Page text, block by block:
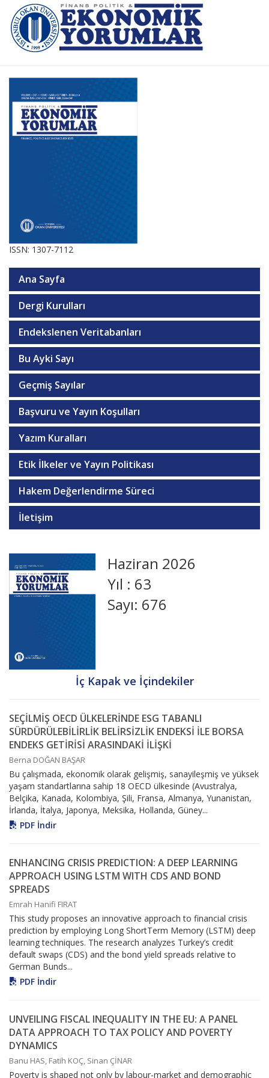
ISSN: 1307-7112
Ana Sayfa
Dergi Kurulları
Endekslenen Veritabanları
Bu Ayki Sayı
Geçmiş Sayılar
Başvuru ve Yayın Koşulları
Yazım Kuralları
Etik İlkeler ve Yayın Politikası
Hakem Değerlendirme Süreci
İletişim
Haziran 2026
Yıl : 63
Sayı: 676
İç Kapak ve İçindekiler
SEÇİLMİŞ OECD ÜLKELERİNDE ESG TABANLI
SÜRDÜRÜLEBİLİRLİK BELİRSİZLİK ENDEKSİ İLE BORSA
ENDEKS GETİRİSİ ARASINDAKİ İLİŞKİ
Berna DOĞAN BAŞAR
Bu çalışmada, ekonomik olarak gelişmiş, sanayileşmiş ve yüksek
yaşam standartlarına sahip 18 OECD ülkesinde (Avustralya,
Belçika, Kanada, Kolombiya, Şili, Fransa, Almanya, Yunanistan,
İrlanda, İtalya, Japonya, Meksika, Hollanda, Güney...
PDF İndir
ENHANCING CRISIS PREDICTION: A DEEP LEARNING
APPROACH USING LSTM WITH CDS AND BOND
SPREADS
Emrah Hanifi FIRAT
This study proposes an innovative approach to financial crisis
prediction by employing Long ShortTerm Memory (LSTM) deep
learning techniques. The research analyzes Turkey’s credit
default swaps (CDS) and the bond yield spreads relative to
German Bunds...
PDF İndir
UNVEILING FISCAL INEQUALITY IN THE EU: A PANEL
DATA APPROACH TO TAX POLICY AND POVERTY
DYNAMICS
Banu HAS, Fatih KOÇ, Sinan ÇİNAR
Poverty is shaped not only by labour-market and demographic